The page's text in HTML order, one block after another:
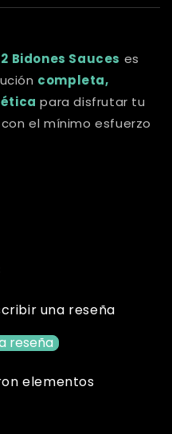
2 Bidones Sauces es
completa,
para disfrutar tu
con el mínimo esfuerzo
una reseña
reseña
elementos